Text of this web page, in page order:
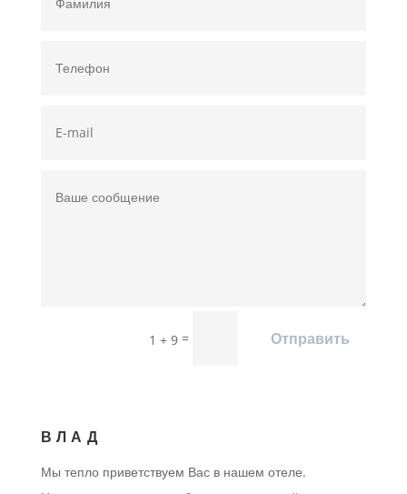
1 + 9 = Отправить
ВЛАД
Мы тепло приветствуем Вас в нашем отеле.